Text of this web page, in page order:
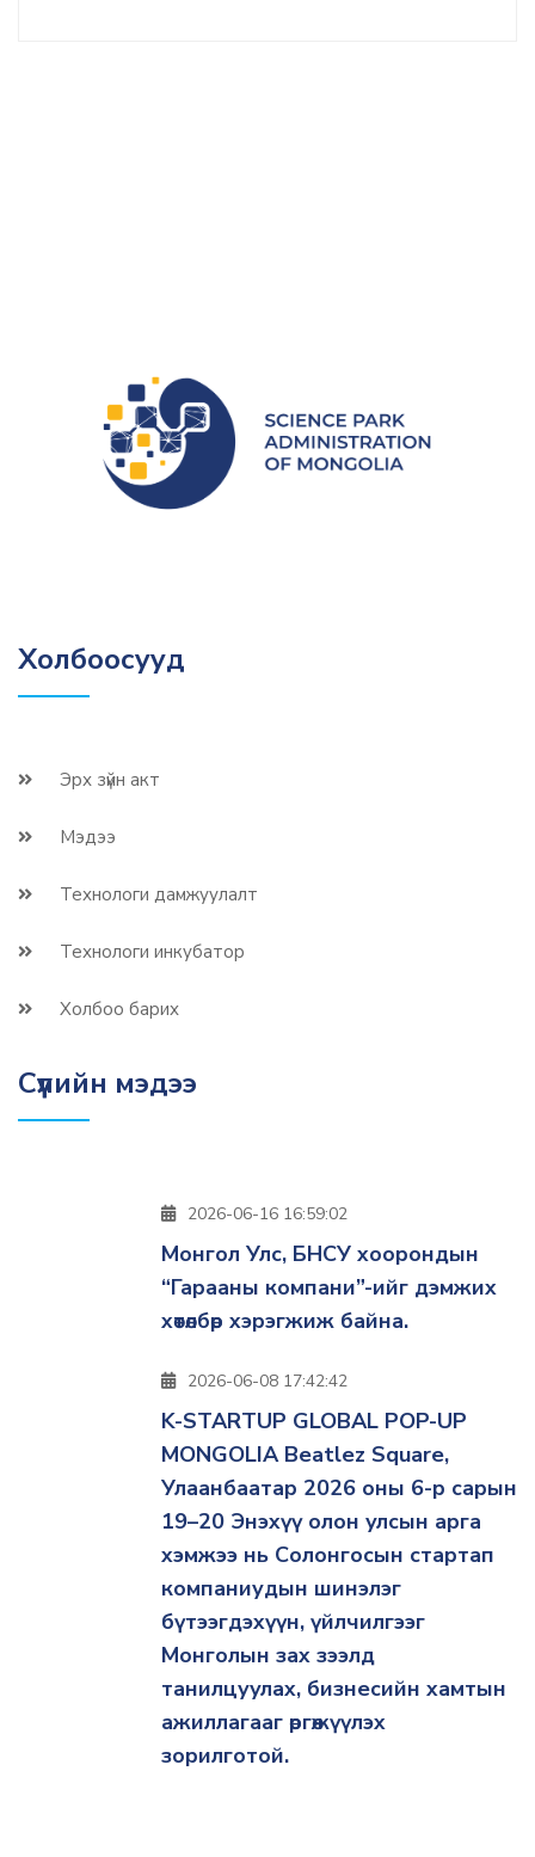
Холбоосууд
Эрх зүйн акт
Мэдээ
Технологи дамжуулалт
Технологи инкубатор
Холбоо барих
Сүүлийн мэдээ
2026-06-16 16:59:02
Монгол Улс, БНСУ хоорондын
“Гарааны компани”-ийг дэмжих
хөтөлбөр хэрэгжиж байна.
2026-06-08 17:42:42
K-STARTUP GLOBAL POP-UP
MONGOLIA Beatlez Square,
Улаанбаатар 2026 оны 6-р сарын
19–20 Энэхүү олон улсын арга
хэмжээ нь Солонгосын стартап
компаниудын шинэлэг
бүтээгдэхүүн, үйлчилгээг
Монголын зах зээлд
танилцуулах, бизнесийн хамтын
ажиллагааг өргөжүүлэх
зорилготой.